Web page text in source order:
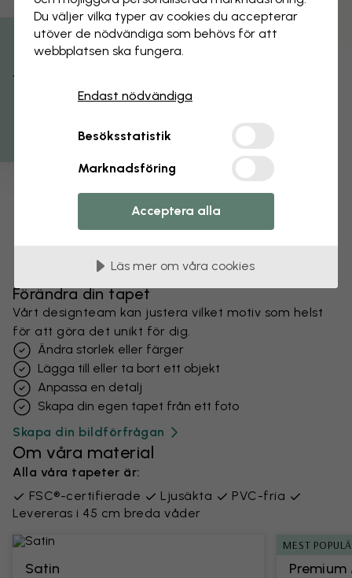
Förändra din tapet
Vårt designteam kan justera vilket motiv som helst
för att göra det unikt för dig.
Ändra storlek eller färger
Lägga till eller ta bort ett objekt
Anpassa en detalj
Skapa din egen tapet från ett foto
Skapa din bildförfrågan
Om våra material
Alla våra tapeter är:
FSC®-certifierade
Ljusäkta
PVC-fria
Levereras i 45 cm breda våder
Satin
MEST
Du väljer vilka typer av cookies du accepterar
utöver de nödvändiga som behövs för att
webbplatsen ska fungera.
Endast nödvändiga
Besöksstatistik
Marknadsföring
Acceptera alla
Läs mer om våra cookies
Få 15% rabatt